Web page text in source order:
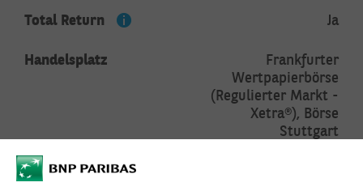
Total Return Ja
Handelsplatz
Frankfurter
Wertpapierbörse
(Regulierter Markt -
Xetra®), Börse
Stuttgart
Handelszeit